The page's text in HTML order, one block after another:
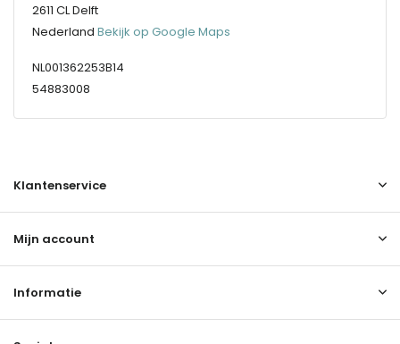
2611 CL Delft
Nederland Bekijk op Google Maps
NL001362253B14
54883008
Klantenservice
Mijn account
Informatie